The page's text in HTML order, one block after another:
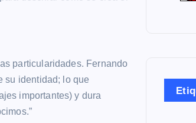
particularidades. Fernando
su identidad; lo que
importantes) y dura